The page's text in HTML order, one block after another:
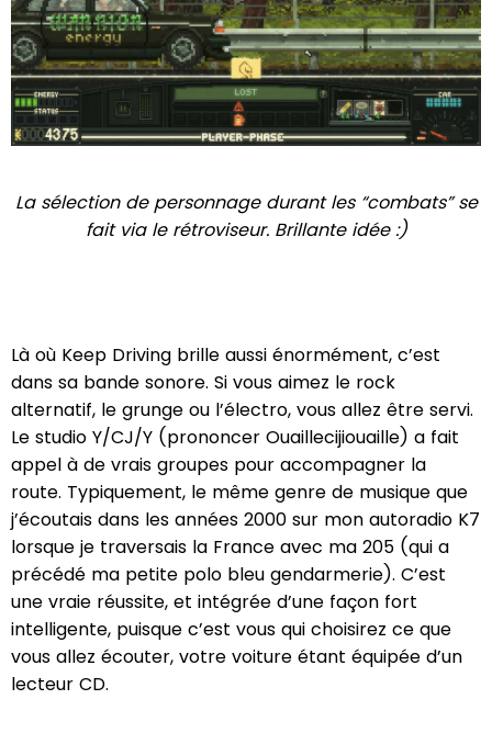
La sélection de personnage durant les “combats” se
fait via le rétroviseur. Brillante idée :)
Là où Keep Driving brille aussi énormément, c’est
dans sa bande sonore. Si vous aimez le rock
alternatif, le grunge ou l’électro, vous allez être servi.
Le studio Y/CJ/Y (prononcer Ouaillecijiouaille) a fait
appel à de vrais groupes pour accompagner la
route. Typiquement, le même genre de musique que
j’écoutais dans les années 2000 sur mon autoradio K7
lorsque je traversais la France avec ma 205 (qui a
précédé ma petite polo bleu gendarmerie). C’est
une vraie réussite, et intégrée d’une façon fort
intelligente, puisque c’est vous qui choisirez ce que
vous allez écouter, votre voiture étant équipée d’un
lecteur CD.